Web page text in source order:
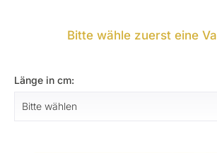
Bitte wähle zuerst eine
Länge in cm: